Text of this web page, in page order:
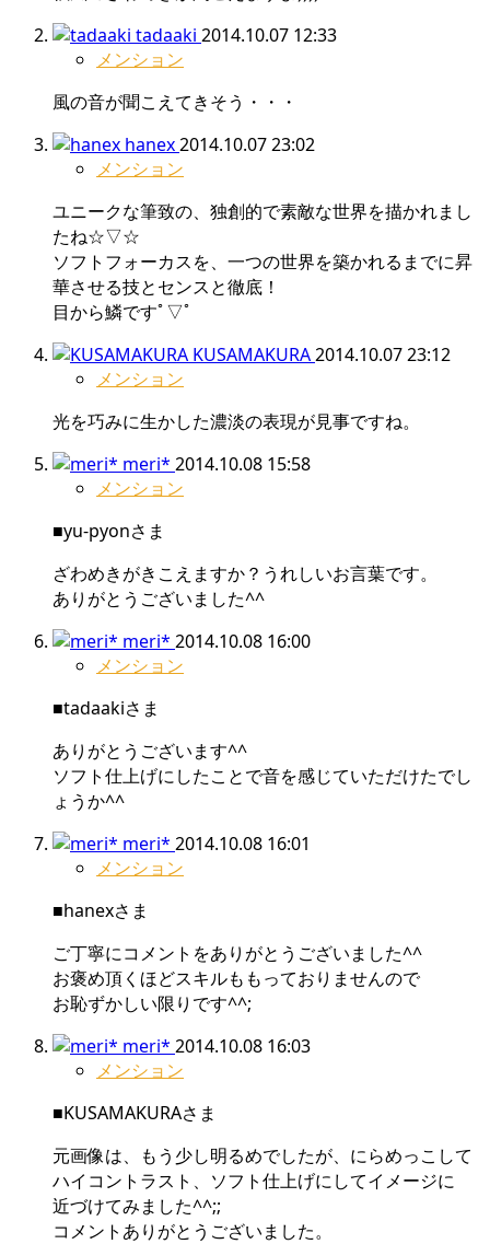
tadaaki 2014.10.07 12:33
メンション
風の音が聞こえてきそう・・・
hanex2014.10.07 23:02
メンション
ユニークな筆致の、独創的で素敵な世界を描かれまし
たね☆▽☆
ソフトフォーカスを、一つの世界を築かれるまでに昇
華させる技とセンスと徹底！
目から鱗ですﾟ▽ﾟ
KUSAMAKURA2014.10.07 23:12
メンション
光を巧みに生かした濃淡の表現が見事ですね。
meri* 2014.10.08 15:58
メンション
■yu-pyonさま
ざわめきがきこえますか？うれしいお言葉です。
ありがとうございました^^
meri* 2014.10.08 16:00
メンション
■tadaakiさま
ありがとうございます^^
ソフト仕上げにしたことで音を感じていただけたでし
ょうか^^
meri* 2014.10.08 16:01
メンション
■hanexさま
ご丁寧にコメントをありがとうございました^^
お褒め頂くほどスキルももっておりませんので
お恥ずかしい限りです^^;
meri* 2014.10.08 16:03
メンション
■KUSAMAKURAさま
元画像は、もう少し明るめでしたが、にらめっこして
ハイコントラスト、ソフト仕上げにしてイメージに
近づけてみました^^;;
コメントありがとうございました。